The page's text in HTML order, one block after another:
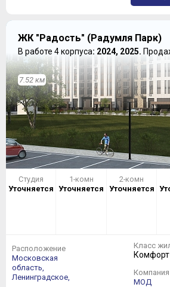
ЖК "Радость" (Радумля Парк)
В работе 4 корпуса: 2024, 2025.
7.52 км
Студия
Уточняется
1-комн
Уточняется
2-комн
Уточняется
Расположение
Московская
область,
Ленинградское,
Класс
Компания
МОД